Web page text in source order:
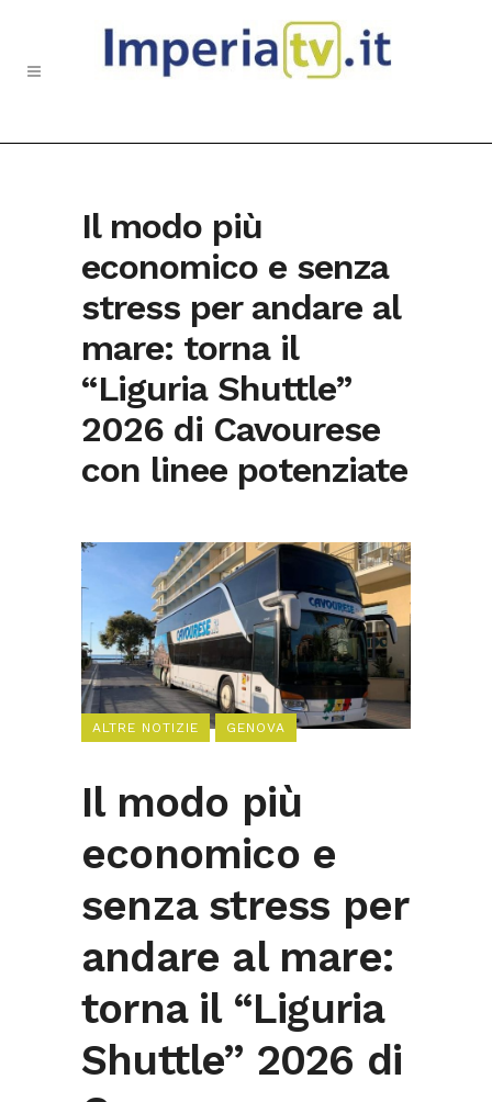
Il modo più
economico e senza
stress per andare al
mare: torna il
“Liguria Shuttle”
2026 di Cavourese
con linee potenziate
ALTRE NOTIZIE GENOVA
Il modo più
economico e
senza stress per
andare al mare:
torna il “Liguria
Shuttle” 2026 di